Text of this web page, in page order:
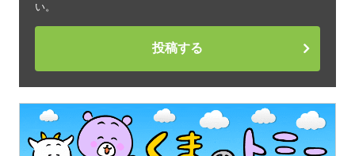
い。
投稿する